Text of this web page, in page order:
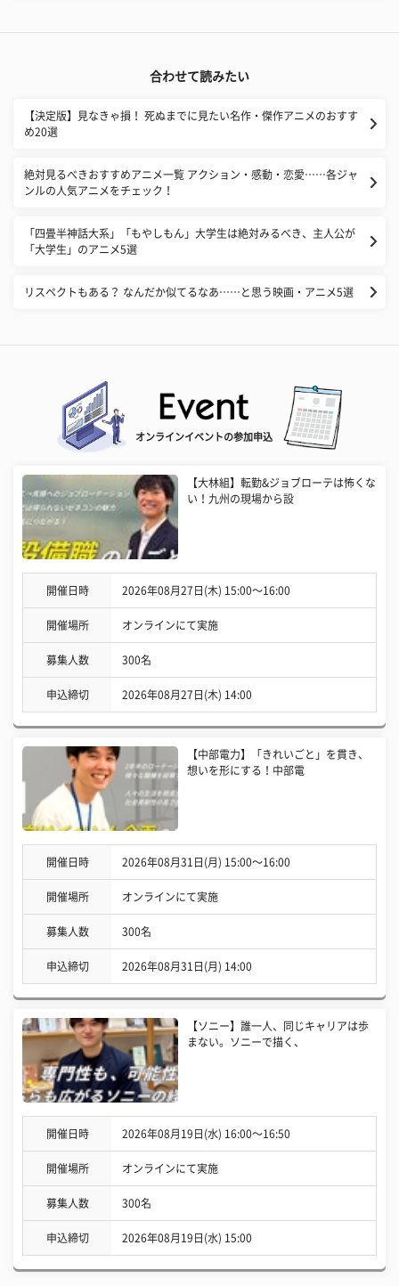
合わせて読みたい
【決定版】見なきゃ損！ 死ぬまでに見たい名作・傑作アニメのおすす
め20選
絶対見るべきおすすめアニメ一覧 アクション・感動・恋愛……各ジャ
ンルの人気アニメをチェック！
「四畳半神話大系」「もやしもん」大学生は絶対みるべき、主人公が
「大学生」のアニメ5選
リスペクトもある？ なんだか似てるなあ……と思う映画・アニメ5選
オンラインイベントの参加申込
【大林組】転勤&ジョブローテは怖くな
い！九州の現場から設
開催日時 2026年08月27日(木) 15:00〜16:00
開催場所 オンラインにて実施
募集人数 300名
申込締切 2026年08月27日(木) 14:00
【中部電力】「きれいごと」を貫き、
想いを形にする！中部電
開催日時 2026年08月31日(月) 15:00〜16:00
開催場所 オンラインにて実施
募集人数 300名
申込締切 2026年08月31日(月) 14:00
【ソニー】誰一人、同じキャリアは歩
まない。ソニーで描く、
開催日時 2026年08月19日(水) 16:00〜16:50
開催場所 オンラインにて実施
募集人数 300名
申込締切 2026年08月19日(水) 15:00